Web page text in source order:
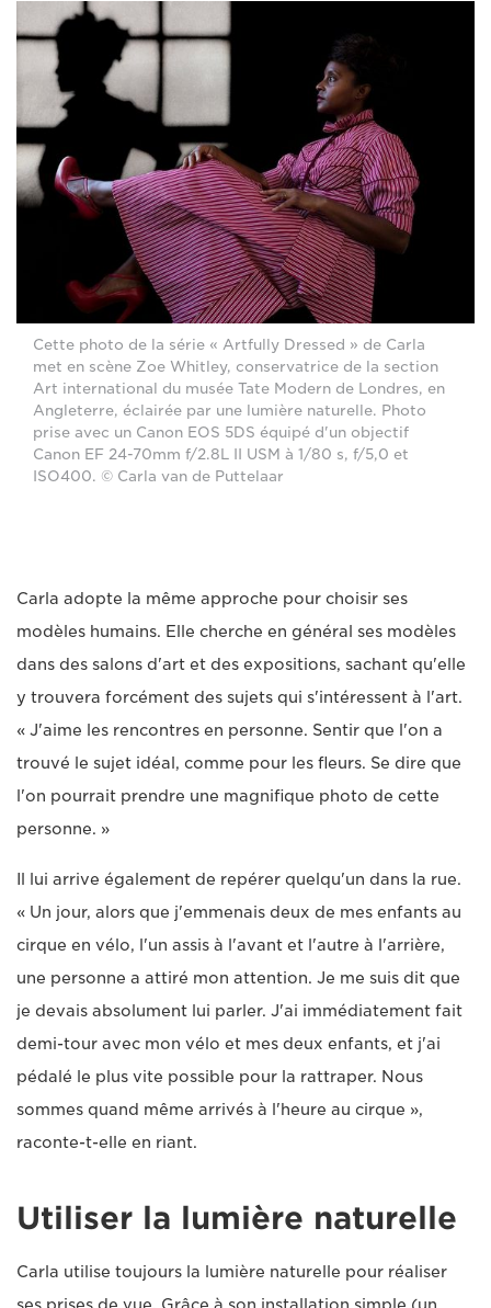
Cette photo de la série « Artfully Dressed » de Carla
met en scène Zoe Whitley, conservatrice de la section
Art international du musée Tate Modern de Londres, en
Angleterre, éclairée par une lumière naturelle. Photo
prise avec un Canon EOS 5DS équipé d'un objectif
Canon EF 24-70mm f/2.8L II USM à 1/80 s, f/5,0 et
ISO400. © Carla van de Puttelaar
Carla adopte la même approche pour choisir ses
modèles humains. Elle cherche en général ses modèles
dans des salons d'art et des expositions, sachant qu'elle
y trouvera forcément des sujets qui s'intéressent à l'art.
« J'aime les rencontres en personne. Sentir que l'on a
trouvé le sujet idéal, comme pour les fleurs. Se dire que
l'on pourrait prendre une magnifique photo de cette
personne. »
Il lui arrive également de repérer quelqu'un dans la rue.
« Un jour, alors que j'emmenais deux de mes enfants au
cirque en vélo, l'un assis à l'avant et l'autre à l'arrière,
une personne a attiré mon attention. Je me suis dit que
je devais absolument lui parler. J'ai immédiatement fait
demi-tour avec mon vélo et mes deux enfants, et j'ai
pédalé le plus vite possible pour la rattraper. Nous
sommes quand même arrivés à l'heure au cirque »,
raconte-t-elle en riant.
Utiliser la lumière naturelle
Carla utilise toujours la lumière naturelle pour réaliser
ses prises de vue. Grâce à son installation simple (un